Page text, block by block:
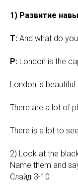
1) Развитие
T: And what do
P: London is the
London is beautiful.
There are a lot of
There is a lot to
2) Look at the
Name them and
Слайд 3-10